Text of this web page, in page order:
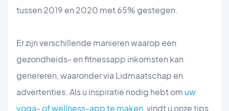
tussen 2019 en 2020 met 65% gestegen.
Er zijn verschillende manieren waarop een
gezondheids- en fitnessapp inkomsten kan
genereren, waaronder via Lidmaatschap en
advertenties. Als u inspiratie nodig hebt om uw
yoga- of wellness-app te maken, vindt u onze tips